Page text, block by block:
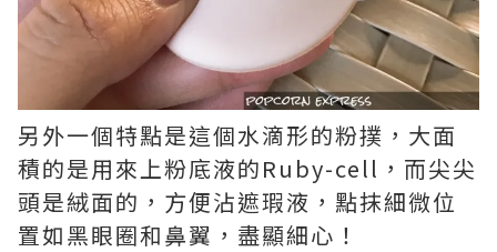
另外一個特點是這個水滴形的粉撲，大面
積的是用來上粉底液的Ruby-cell，而尖尖
頭是絨面的，方便沾遮瑕液，點抹細微位
置如黑眼圈和鼻翼，盡顯細心！